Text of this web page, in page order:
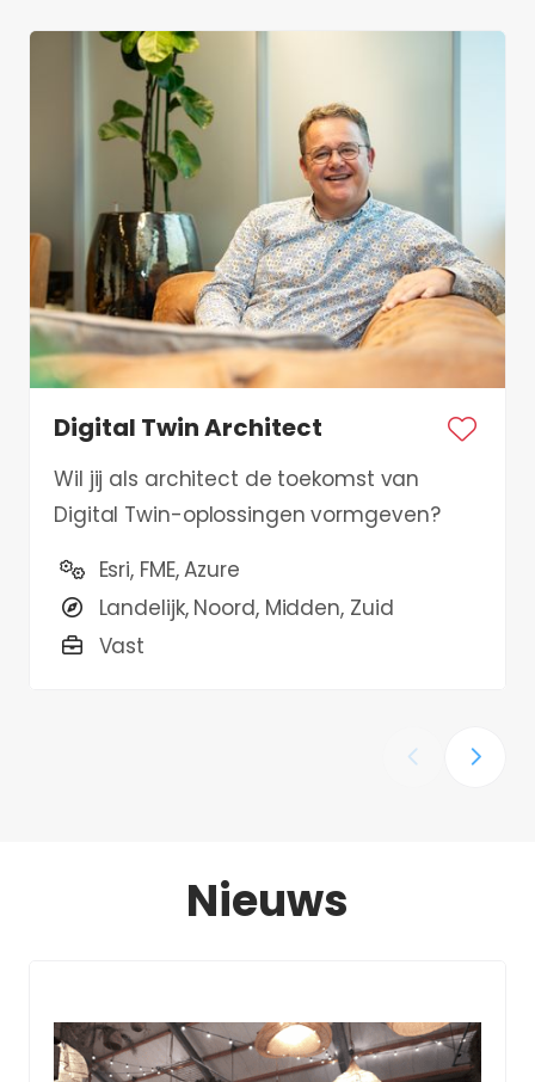
Digital Twin Architect
Wil jij als architect de toekomst van
Digital Twin-oplossingen vormgeven?
Esri, FME, Azure
Landelijk, Noord, Midden, Zuid
Vast
‹ ›
Nieuws